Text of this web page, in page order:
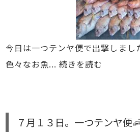
今日は一つテンヤ便で出撃しまし
色々なお魚...続きを読む
７月１３日。一つテンヤ便